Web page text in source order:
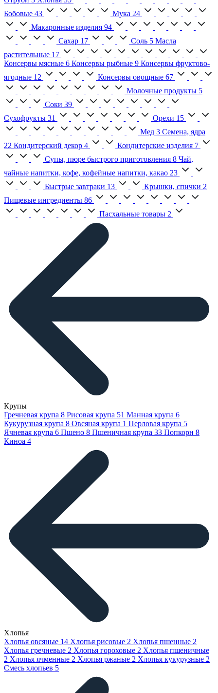
Бобовые 43 Мука 24
Макаронные изделия 94
Сахар 17 Соль 5 Масла
растительные 17
Консервы мясные 6 Консервы рыбные 9 Консервы фруктово-
ягодные 12 Консервы овощные 67
Молочные продукты 5
Соки 39
Сухофрукты 31 Орехи 15
Мед 3 Семена, ядра
22 Кондитерский декор 4 Кондитерские изделия 7
Супы, пюре быстрого приготовления 8 Чай,
чайные напитки, кофе, кофейные напитки, какао 23
Быстрые завтраки 13 Крышки, спички 2
Пищевые ингредиенты 86
Пасхальные товары 2
Крупы
Гречневая крупа 8 Рисовая крупа 51 Манная крупа 6
Кукурузная крупа 8 Овсяная крупа 1 Перловая крупа 5
Ячневая крупа 6 Пшено 8 Пшеничная крупа 33 Попкорн 8
Киноа 4
Хлопья
Хлопья овсяные 14 Хлопья рисовые 2 Хлопья пшенные 2
Хлопья гречневые 2 Хлопья гороховые 2 Хлопья пшеничные
2 Хлопья ячменные 2 Хлопья ржаные 2 Хлопья кукурузные 2
Смесь хлопьев 5